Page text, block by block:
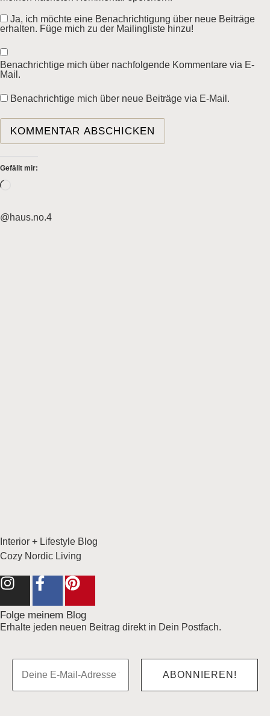
Ja, ich möchte eine Benachrichtigung über neue Beiträge
erhalten. Füge mich zu der Mailingliste hinzu!
Benachrichtige mich über nachfolgende Kommentare via E-
Mail.
Benachrichtige mich über neue Beiträge via E-Mail.
Gefällt mir:
@haus.no.4
Interior + Lifestyle Blog
Cozy Nordic Living
Folge meinem Blog
Erhalte jeden neuen Beitrag direkt in Dein Postfach.